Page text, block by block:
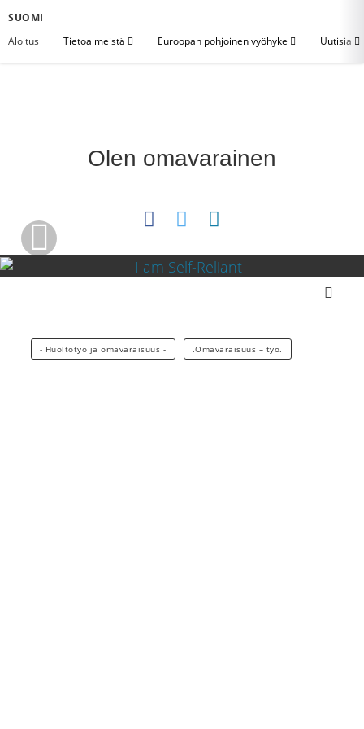
SUOMI
Aloitus
Tietoa meistä Euroopan pohjoinen vyöhyke Uutisia
Olen omavarainen
- Huoltotyö ja omavaraisuus - .Omavaraisuus – työ.